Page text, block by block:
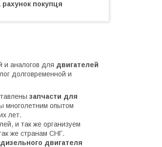
рахунок покупця
и аналогов для двигателей
долговременной и
запчасти для
многолетним опытом
лет.
и так же организуем
же странам СНГ.
двигателя